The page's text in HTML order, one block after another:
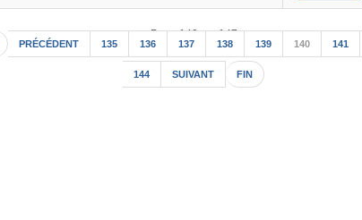
Page 140 sur 147
PRÉCÉDENT 135 136 137 138 139 140 141
144 SUIVANT FIN